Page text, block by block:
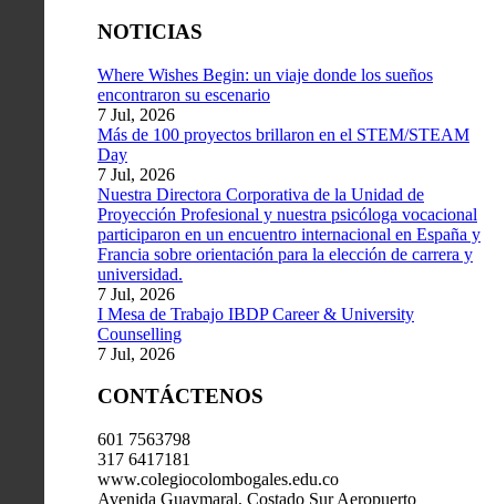
NOTICIAS
Where Wishes Begin: un viaje donde los sueños
encontraron su escenario
7 Jul, 2026
Más de 100 proyectos brillaron en el STEM/STEAM
Day
7 Jul, 2026
Nuestra Directora Corporativa de la Unidad de
Proyección Profesional y nuestra psicóloga vocacional
participaron en un encuentro internacional en España y
Francia sobre orientación para la elección de carrera y
universidad.
7 Jul, 2026
I Mesa de Trabajo IBDP Career & University
Counselling
7 Jul, 2026
CONTÁCTENOS
601 7563798
317 6417181
www.colegiocolombogales.edu.co
Avenida Guaymaral, Costado Sur Aeropuerto